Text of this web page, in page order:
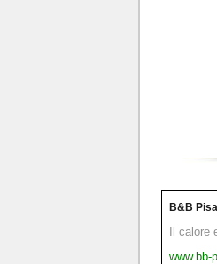
B&B Pisa
Il
www.bb-